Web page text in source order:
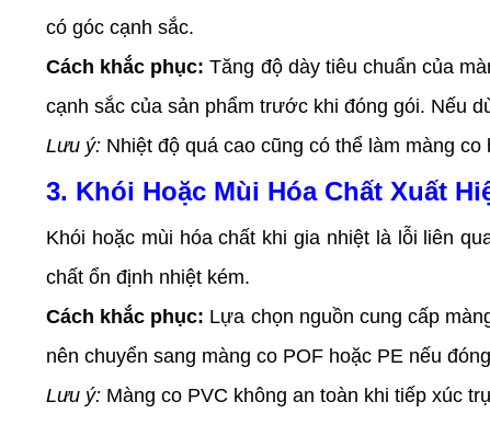
có góc cạnh sắc.
Cách khắc phục: Tăng độ dày tiêu chuẩn của
cạnh sắc của sản phẩm trước khi đóng gói. Nếu
Lưu ý: Nhiệt độ quá cao cũng có thể làm màng
3. Khói Hoặc Mùi Hóa Chất Xuất
Khói hoặc mùi hóa chất khi gia nhiệt là lỗi liên
chất ổn định nhiệt kém.
Cách khắc phục: Lựa chọn nguồn cung cấp
nên chuyển sang màng co POF hoặc PE nếu
Lưu ý: Màng co PVC không an toàn khi tiếp xúc